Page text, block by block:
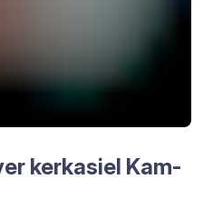
kerk­asiel Kam­